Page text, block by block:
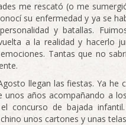
me rescató (o me
su enfermedad y ya se
y batallas.
a la realidad y hacerlo
Tantas que no
llegan las fiestas. Ya he
unos años acompañando a
concurso de bajada
unos cartones y unas